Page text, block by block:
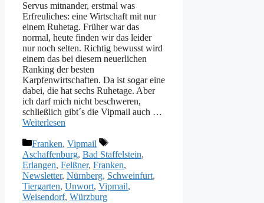
Servus mitnander, erstmal was
Erfreuliches: eine Wirtschaft mit nur
einem Ruhetag. Früher war das
normal, heute finden wir das leider
nur noch selten. Richtig bewusst wird
einem das bei diesem neuerlichen
Ranking der besten
Karpfenwirtschaften. Da ist sogar eine
dabei, die hat sechs Ruhetage. Aber
ich darf mich nicht beschweren,
schließlich gibt´s die Vipmail auch …
Weiterlesen
Kategorien
Franken, Vipmail
Schlagwörter
Aschaffenburg, Bad Staffelstein,
Erlangen, Felßner, Franken,
Newsletter, Nürnberg, Schweinfurt,
Tiergarten, Unwort, Vipmail,
Weisendorf, Würzburg